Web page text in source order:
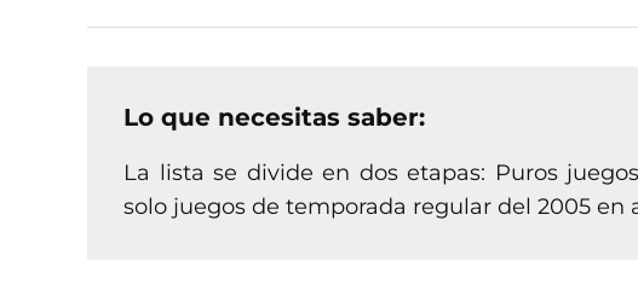
Lo que necesitas saber:
La lista se divide en dos etapas: Puros
solo juegos de temporada regular del 2005 en